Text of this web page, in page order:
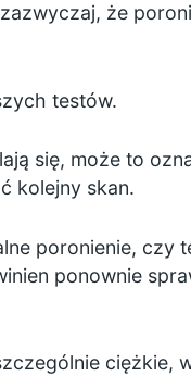
że
testów.
się, może to
kolejny skan.
poronienie, czy
ponownie
ciężkie,